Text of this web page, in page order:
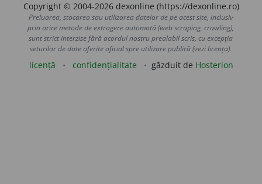
Copyright © 2004-2026 dexonline (https://dexonline.ro)
Preluarea, stocarea sau utilizarea datelor de pe acest site, inclusiv
prin orice metode de extragere automată (web scraping, crawling),
sunt strict interzise fără acordul nostru prealabil scris, cu excepția
seturilor de date oferite oficial spre utilizare publică (vezi licența).
licență confidențialitate găzduit de Hosterion